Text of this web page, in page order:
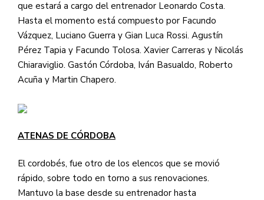
que estará a cargo del entrenador Leonardo Costa.
Hasta el momento está compuesto por Facundo
Vázquez, Luciano Guerra y Gian Luca Rossi. Agustín
Pérez Tapia y Facundo Tolosa. Xavier Carreras y Nicolás
Chiaraviglio. Gastón Córdoba, Iván Basualdo, Roberto
Acuña y Martin Chapero.
ATENAS DE CÓRDOBA
El cordobés, fue otro de los elencos que se movió
rápido, sobre todo en torno a sus renovaciones.
Mantuvo la base desde su entrenador hasta